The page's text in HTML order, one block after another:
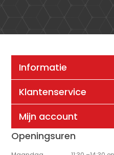
Informatie
Klantenservice
Mijn account
Openingsuren